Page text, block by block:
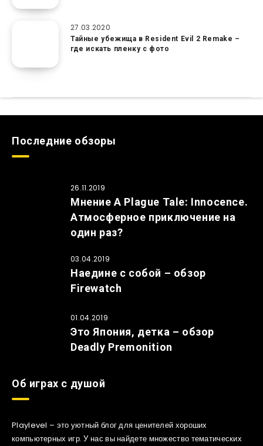
27.03.2020
Тайные убежища в Resident Evil 2 Remake –
где искать пленку с фото
Последние обзоры
26.11.2019
Мнение A Plague Tale: Innocence.
Атмосферное приключение на
один раз?
03.04.2019
Наедине с собой – обзор
Firewatch
01.04.2019
Это Япония, детка – обзор
Deadly Premonition
Об играх с душой
Playlevel – это уютный блог для ценителей хороших
компьютерных игр. У нас вы найдете множество тематических